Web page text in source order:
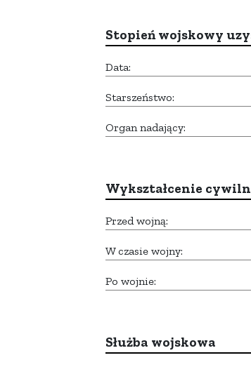
Stopień wojskowy
Data:
Starszeństwo:
Organ nadający:
Wykształcenie
Przed wojną:
W czasie wojny:
Po wojnie:
Służba wojskowa